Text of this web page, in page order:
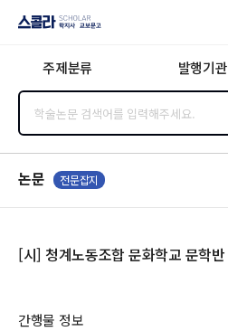
지사·교보문고
주제분류 발행기관
논문 전문잡지
[시] 청계노동조합 문화학교 문학반
간행물 정보